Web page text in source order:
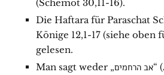
(Schemot 30,11-16).
Die Haftara für Paraschat
Könige 12,1-17 (siehe
gelesen.
Man sagt weder „אב הרחמים“ (Aw HaRachamim)